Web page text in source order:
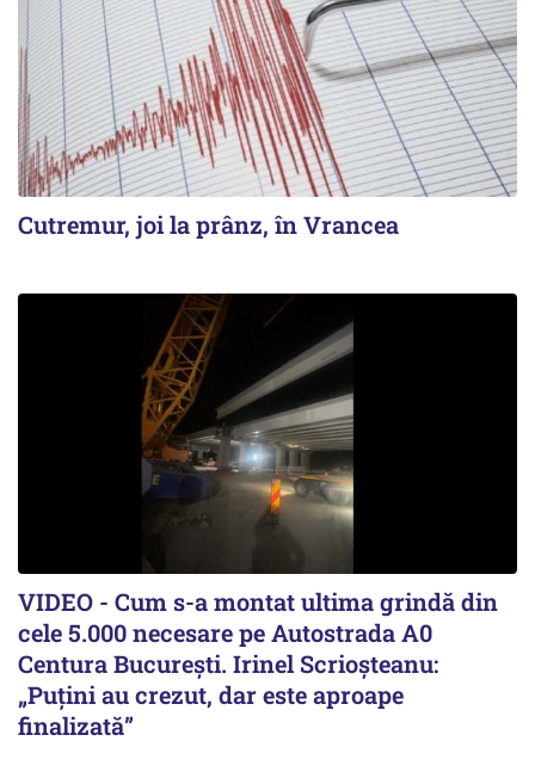
Cutremur, joi la prânz, în Vrancea
VIDEO - Cum s-a montat ultima grindă din
cele 5.000 necesare pe Autostrada A0
Centura București. Irinel Scrioșteanu:
„Puțini au crezut, dar este aproape
finalizată”